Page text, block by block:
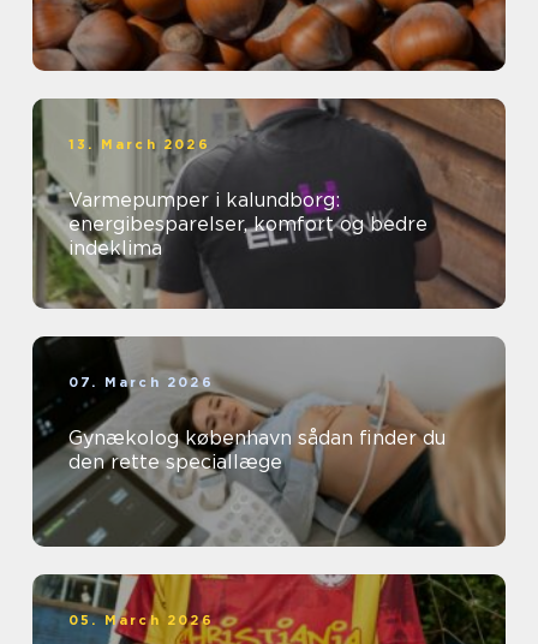
13. March 2026
Varmepumper i kalundborg:
energibesparelser, komfort og bedre
indeklima
07. March 2026
Gynækolog københavn sådan finder du
den rette speciallæge
05. March 2026